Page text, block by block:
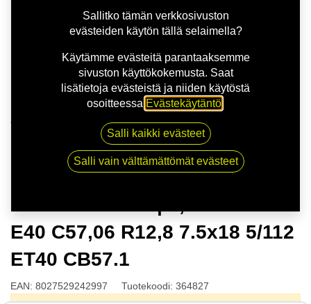
MSW 80 G.BLK | 7,5X18 5-112 E40 C57,06 R12,8
7.5x18 5/112 ET40 CB57.1
E40 C57,06 R12,8 7.5x18 5/112
ET40 CB57.1
EAN: 8027529242997 Tuotekoodi: 364827
Sallitko tämän verkkosivuston
evästeiden käytön tällä selaimella?
Käytämme evästeitä parantaaksemme
sivuston käyttökokemusta. Saat
lisätietoja evästeistä ja niiden käytöstä
osoitteessa Evästekäytäntö
Salli kaikki evästeet
Salli vain välttämättömät evästeet